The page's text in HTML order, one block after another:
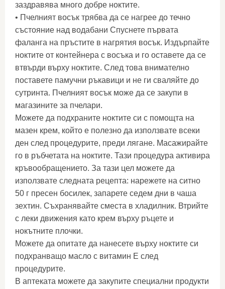
заздравява много добре ноктите.
• Пчелният восък трябва да се нагрее до течно
състояние над водабани Спуснете първата
фаланга на пръстите в нагрятия восък. Издърпайте
ноктите от контейнера с восъка и го оставете да се
втвърди върху ноктите. След това внимателно
поставете памучни ръкавици и не ги сваляйте до
сутринта. Пчелният восък може да се закупи в
магазините за пчелари.
Можете да подхраните ноктите си с помощта на
мазен крем, който е полезно да използвате всеки
ден след процедурите, преди лягане. Масажирайте
го в ръбчетата на ноктите. Тази процедура активира
кръвообращението. За тази цел можете да
използвате следната рецепта: нарежете на ситно
50 г пресен босилек, запарете седем дни в чаша
зехтин. Съхранявайте сместа в хладилник. Втрийте
с леки движения като крем върху ръцете и
нокътните плочки.
Можете да опитате да нанесете върху ноктите си
подхранващо масло с витамин Е след
процедурите.
В аптеката можете да закупите специални продукти